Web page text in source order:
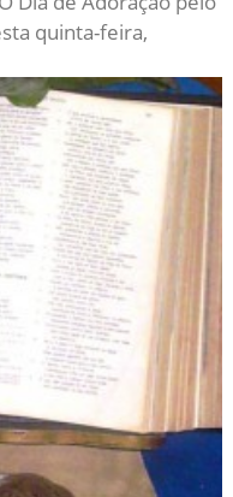
quinta-feira,